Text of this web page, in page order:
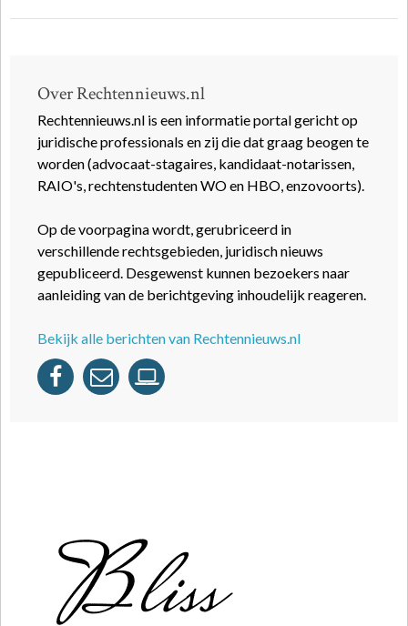
Over Rechtennieuws.nl
Rechtennieuws.nl is een informatie portal gericht op
juridische professionals en zij die dat graag beogen te
worden (advocaat-stagaires, kandidaat-notarissen,
RAIO's, rechtenstudenten WO en HBO, enzovoorts).
Op de voorpagina wordt, gerubriceerd in
verschillende rechtsgebieden, juridisch nieuws
gepubliceerd. Desgewenst kunnen bezoekers naar
aanleiding van de berichtgeving inhoudelijk reageren.
Bekijk alle berichten van Rechtennieuws.nl